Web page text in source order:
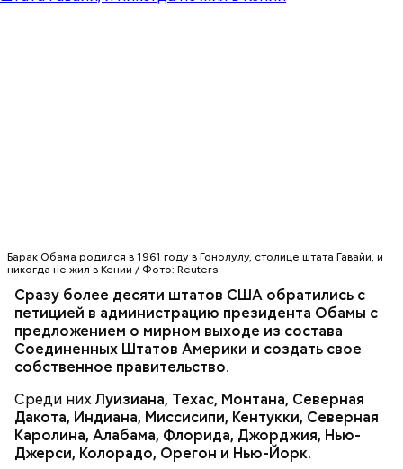
Барак Обама родился в 1961 году в Гонолулу, столице штата Гавайи, и
никогда не жил в Кении / Фото: Reuters
Сразу более десяти штатов США обратились с
петицией в администрацию президента Обамы с
предложением о мирном выходе из состава
Соединенных Штатов Америки и создать свое
собственное правительство.
Среди нихЛуизиана, Техас, Монтана, Северная
Дакота, Индиана, Миссисипи, Кентукки, Северная
Каролина, Алабама, Флорида, Джорджия, Нью-
Джерси, Колорадо, Орегон и Нью-Йорк.
Суп крестьянский